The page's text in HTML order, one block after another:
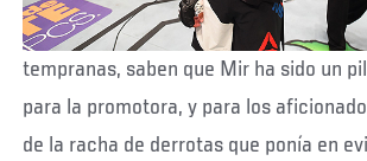
tempranas, saben que Mir ha sido un
para la promotora, y para los
de la racha de derrotas que ponía en